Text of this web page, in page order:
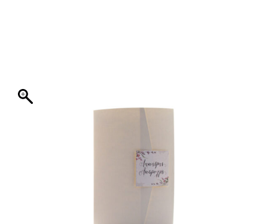
ΠΡΟΣΚΛΗΤΗΡΙΟ